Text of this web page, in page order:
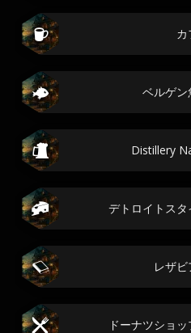
カ
ベルゲン
Distillery
デトロイトス
レザ
ドーナツショ